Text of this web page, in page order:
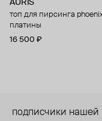
AURIS
топ для пирсинга
платины
16 500 ₽
подписчики нашей